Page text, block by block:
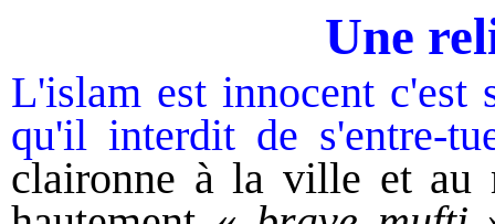
Une
L'islam est innocent c'est
qu'il interdit de s'entre-
claironne à la ville et au